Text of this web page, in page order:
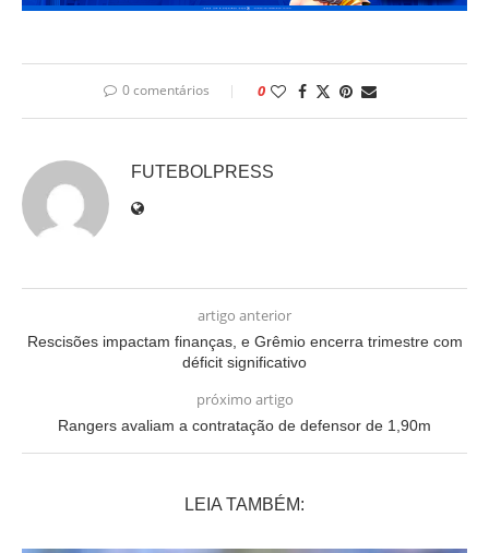
0 comentários 0
FUTEBOLPRESS
artigo anterior
Rescisões impactam finanças, e Grêmio encerra trimestre com
déficit significativo
próximo artigo
Rangers avaliam a contratação de defensor de 1,90m
LEIA TAMBÉM: